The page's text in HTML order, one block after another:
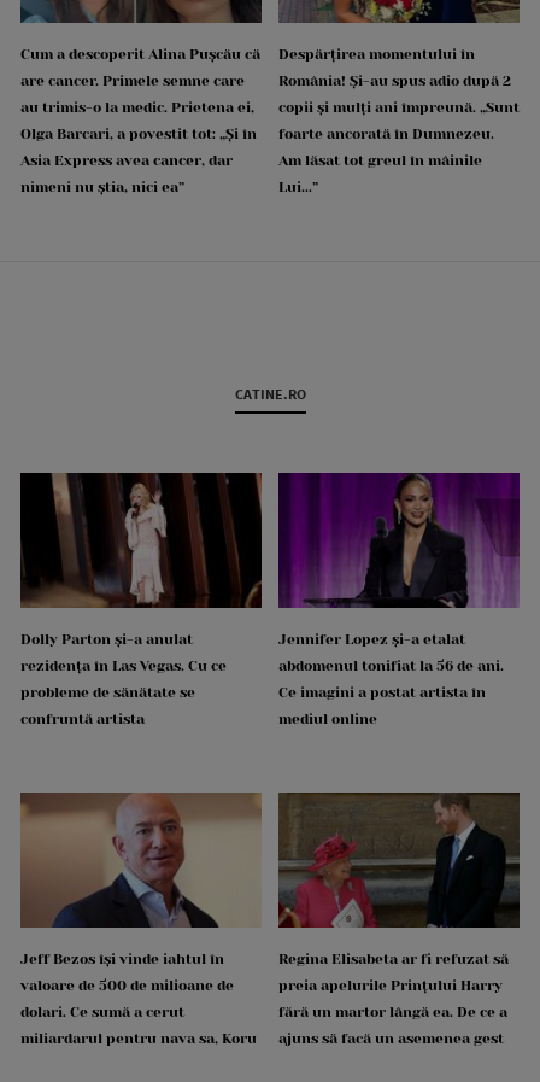
Cum a descoperit Alina Pușcău că
are cancer. Primele semne care
au trimis-o la medic. Prietena ei,
Olga Barcari, a povestit tot: „Și în
Asia Express avea cancer, dar
nimeni nu știa, nici ea”
Despărțirea momentului în
România! Și-au spus adio după 2
copii și mulți ani împreună. „Sunt
foarte ancorată în Dumnezeu.
Am lăsat tot greul în mâinile
Lui...”
CATINE.RO
Dolly Parton și-a anulat
rezidența în Las Vegas. Cu ce
probleme de sănătate se
confruntă artista
Jennifer Lopez și-a etalat
abdomenul tonifiat la 56 de ani.
Ce imagini a postat artista în
mediul online
Jeff Bezos își vinde iahtul în
valoare de 500 de milioane de
dolari. Ce sumă a cerut
miliardarul pentru nava sa, Koru
Regina Elisabeta ar fi refuzat să
preia apelurile Prințului Harry
fără un martor lângă ea. De ce a
ajuns să facă un asemenea gest